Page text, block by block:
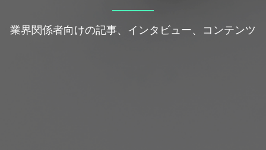
業界関係者向けの記事、インタビュー、コンテンツ